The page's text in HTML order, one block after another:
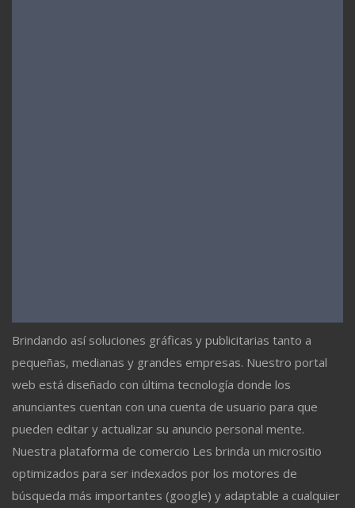
Brindando así soluciones gráficas y publicitarias tanto a
pequeñas, medianas y grandes empresas. Nuestro portal
web está diseñado con última tecnología donde los
anunciantes cuentan con una cuenta de usuario para que
pueden editar y actualizar su anuncio personal mente.
Nuestra plataforma de comercio Les brinda un micrositio
optimizados para ser indexados por los motores de
búsqueda más importantes (google) y adaptable a cualquier